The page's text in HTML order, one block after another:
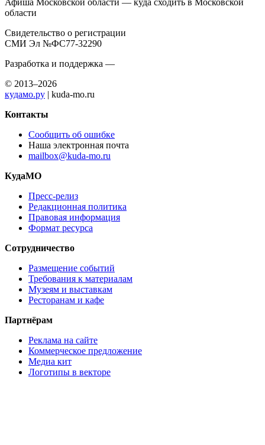
области
Свидетельство о регистрации
СМИ Эл №ФС77-32290
Разработка и поддержка —
© 2013–2026
кудамо.ру | kuda-mo.ru
Контакты
Сообщить об ошибке
Наша электронная почта
mailbox@kuda-mo.ru
КудаМО
Пресс-релиз
Редакционная политика
Правовая информация
Формат ресурса
Сотрудничество
Размещение событий
Требования к материалам
Музеям и выставкам
Ресторанам и кафе
Партнёрам
Реклама на сайте
Коммерческое предложение
Медиа кит
Логотипы в векторе